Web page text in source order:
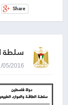
سلطة
31/05/2016 09:38